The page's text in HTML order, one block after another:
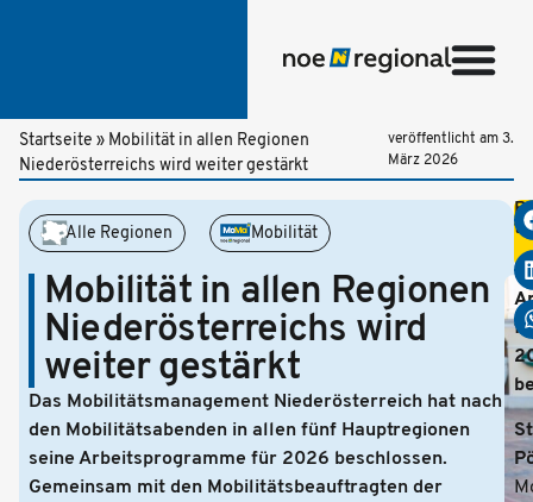
Startseite » Mobilität in allen Regionen
Niederösterreichs wird weiter gestärkt
veröffentlicht am3.
März 2026
Alle Regionen Mobilität
Mobilität in allen Regionen
Niederösterreichs wird
weiter gestärkt
Das Mobilitätsmanagement Niederösterreich hat nach
den Mobilitätsabenden in allen fünf Hauptregionen
seine Arbeitsprogramme für 2026 beschlossen.
Gemeinsam mit den Mobilitätsbeauftragten der